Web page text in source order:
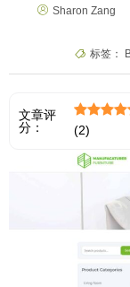
Sharon Zang
标签：
文章评
分：
(2)